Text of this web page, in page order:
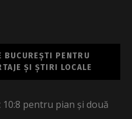
BUCUREȘTI PENTRU
ȘI ȘTIRI LOCALE
pentru pian și două